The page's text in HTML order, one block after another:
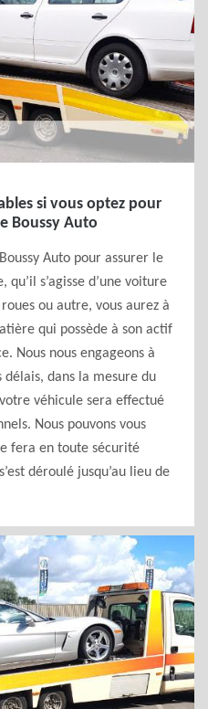
si vous optez pour
Boussy Auto
Auto pour assurer le
s’agisse d’une voiture
ou autre, vous aurez à
qui possède à son actif
Nous nous engageons à
dans la mesure du
véhicule sera effectué
Nous pouvons vous
fera en toute sécurité
déroulé jusqu’au lieu de